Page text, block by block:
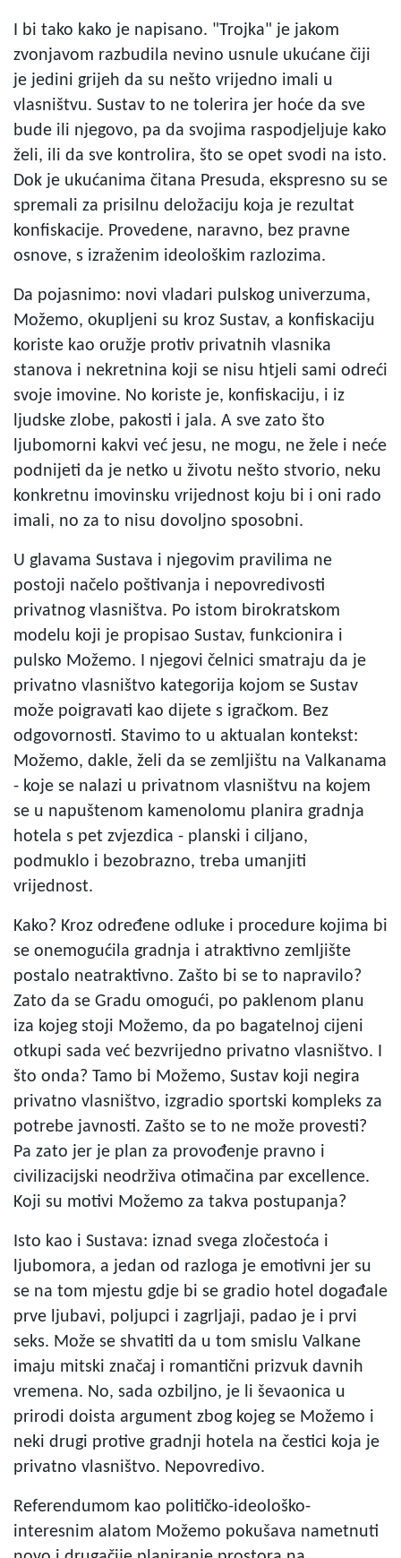
I bi tako kako je napisano. "Trojka" je jakom
zvonjavom razbudila nevino usnule ukućane čiji
je jedini grijeh da su nešto vrijedno imali u
vlasništvu. Sustav to ne tolerira jer hoće da sve
bude ili njegovo, pa da svojima raspodjeljuje kako
želi, ili da sve kontrolira, što se opet svodi na isto.
Dok je ukućanima čitana Presuda, ekspresno su se
spremali za prisilnu deložaciju koja je rezultat
konfiskacije. Provedene, naravno, bez pravne
osnove, s izraženim ideološkim razlozima.
Da pojasnimo: novi vladari pulskog univerzuma,
Možemo, okupljeni su kroz Sustav, a konfiskaciju
koriste kao oružje protiv privatnih vlasnika
stanova i nekretnina koji se nisu htjeli sami odreći
svoje imovine. No koriste je, konfiskaciju, i iz
ljudske zlobe, pakosti i jala. A sve zato što
ljubomorni kakvi već jesu, ne mogu, ne žele i neće
podnijeti da je netko u životu nešto stvorio, neku
konkretnu imovinsku vrijednost koju bi i oni rado
imali, no za to nisu dovoljno sposobni.
U glavama Sustava i njegovim pravilima ne
postoji načelo poštivanja i nepovredivosti
privatnog vlasništva. Po istom birokratskom
modelu koji je propisao Sustav, funkcionira i
pulsko Možemo. I njegovi čelnici smatraju da je
privatno vlasništvo kategorija kojom se Sustav
može poigravati kao dijete s igračkom. Bez
odgovornosti. Stavimo to u aktualan kontekst:
Možemo, dakle, želi da se zemljištu na Valkanama
- koje se nalazi u privatnom vlasništvu na kojem
se u napuštenom kamenolomu planira gradnja
hotela s pet zvjezdica - planski i ciljano,
podmuklo i bezobrazno, treba umanjiti
vrijednost.
Kako? Kroz određene odluke i procedure kojima bi
se onemogućila gradnja i atraktivno zemljište
postalo neatraktivno. Zašto bi se to napravilo?
Zato da se Gradu omogući, po paklenom planu
iza kojeg stoji Možemo, da po bagatelnoj cijeni
otkupi sada već bezvrijedno privatno vlasništvo. I
što onda? Tamo bi Možemo, Sustav koji negira
privatno vlasništvo, izgradio sportski kompleks za
potrebe javnosti. Zašto se to ne može provesti?
Pa zato jer je plan za provođenje pravno i
civilizacijski neodrživa otimačina par excellence.
Koji su motivi Možemo za takva postupanja?
Isto kao i Sustava: iznad svega zločestoća i
ljubomora, a jedan od razloga je emotivni jer su
se na tom mjestu gdje bi se gradio hotel događale
prve ljubavi, poljupci i zagrljaji, padao je i prvi
seks. Može se shvatiti da u tom smislu Valkane
imaju mitski značaj i romantični prizvuk davnih
vremena. No, sada ozbiljno, je li ševaonica u
prirodi doista argument zbog kojeg se Možemo i
neki drugi protive gradnji hotela na čestici koja je
privatno vlasništvo. Nepovredivo.
Referendumom kao političko-ideološko-
interesnim alatom Možemo pokušava nametnuti